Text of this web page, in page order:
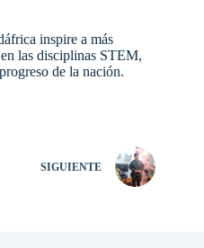
inspire a más
las disciplinas STEM,
de la nación.
SIGUIENTE